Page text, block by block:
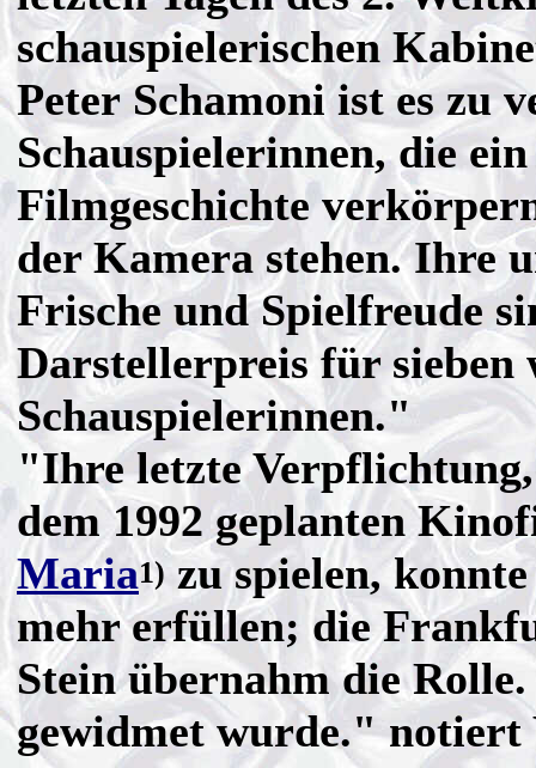
schauspielerischen
Peter Schamoni ist es zu
Schauspielerinnen, die
Filmgeschichte
der Kamera stehen. Ihre
Frische und Spielfreude
Darstellerpreis für sieben
Schauspielerinnen."
"Ihre letzte
dem 1992 geplanten
Maria1)zu spielen,
mehr erfüllen; die
Stein übernahm die
gewidmet wurde."